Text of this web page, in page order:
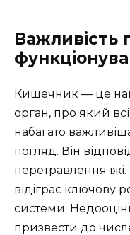
Важливість
Кишечник — це
орган, про який
набагато
погляд. Він
перетравлення
відіграє ключову
системи.
призвести до